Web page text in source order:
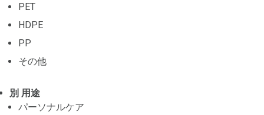
PET
HDPE
PP
その他
別 用途
パーソナルケア